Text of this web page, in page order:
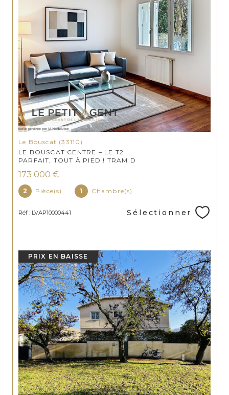
Le Bouscat (33110)
LE BOUSCAT CENTRE – LE T2
PARFAIT, TOUT À PIED ! TRAM D
173 000 €
2 Pièce(s) 1 Chambre(s)
Réf : LVAP10000441 Sélectionner
PRIX EN BAISSE